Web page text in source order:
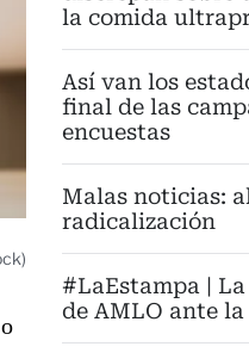
la comida
Así van los
final de las
encuestas
Malas noticias:
radicalización
#LaEstampa |
de AMLO ante la